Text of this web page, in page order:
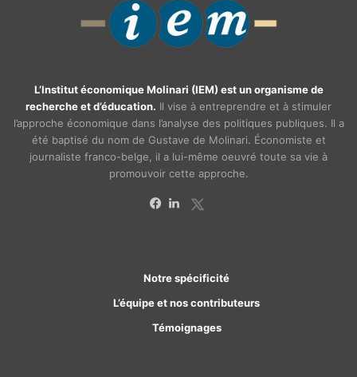
L’Institut économique Molinari (IEM) est un organisme de
recherche et d’éducation. Il vise à entreprendre et à stimuler
l’approche économique dans l’analyse des politiques publiques. Il a
été baptisé du nom de Gustave de Molinari. Économiste et
journaliste franco-belge, il a lui-même oeuvré toute sa vie à
promouvoir cette approche.
Notre spécificité
L’équipe et nos contributeurs
Témoignages